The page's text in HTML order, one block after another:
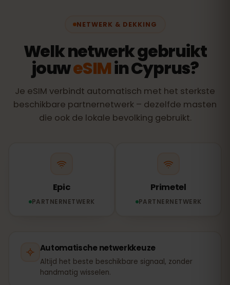
NETWERK & DEKKING
Welk netwerk gebruikt
jouweSIMin Cyprus?
Je eSIM verbindt automatisch met het sterkste
beschikbare partnernetwerk – dezelfde masten
die ook de lokale bevolking gebruikt.
Epic
PARTNERNETWERK
Primetel
PARTNERNETWERK
Automatische netwerkkeuze
Altijd het beste beschikbare signaal, zonder
handmatig wisselen.